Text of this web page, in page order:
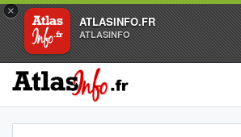
×
ATLASINFO.FR
ATLASINFO